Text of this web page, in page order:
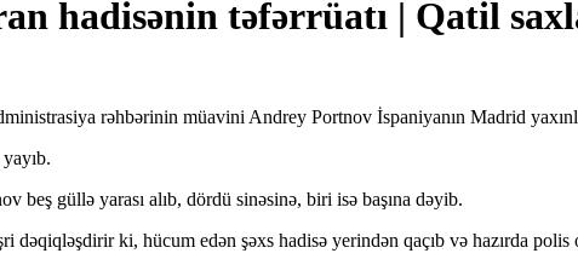
hadisənin təfərrüatı | Qatil
rəhbərinin müavini Andrey Portnov İspaniyanın Madrid
beş güllə yarası alıb, dördü sinəsinə, biri isə başına dəyib.
ki, hücum edən şəxs hadisə yerindən qaçıb və hazırda polis